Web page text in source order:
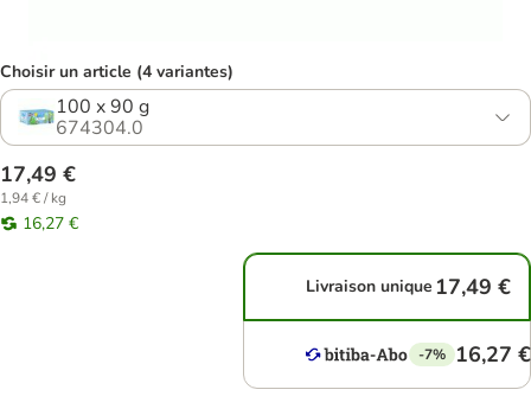
Choisir un article (4 variantes)
100 x 90 g
674304.0
17,49 €
1,94 € / kg
16,27 €
Livraison unique 17,49 €
-7% 16,27 €